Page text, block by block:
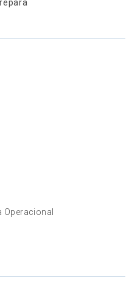
Operacional